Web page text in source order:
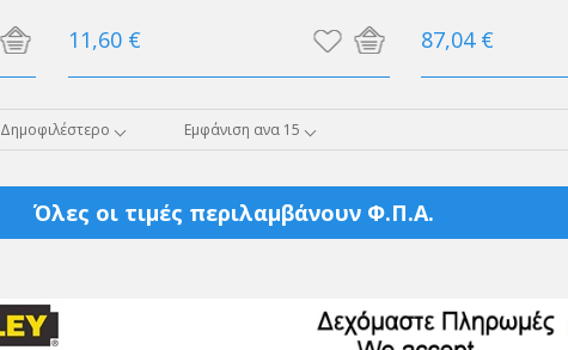
11,60 € 87,04 €
Δημοφιλέστερο Εμφάνιση ανα 15
Όλες οι τιμές περιλαμβάνουν Φ.Π.Α.